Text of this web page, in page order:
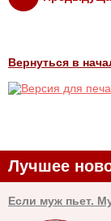
Вернуться в
Лучшее
Если муж пьет.